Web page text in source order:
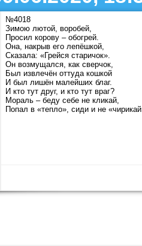
№4018
Зимою лютой, воробей,
Просил корову – обогрей.
Она, накрыв его лепёшкой,
Сказала: «Грейся старичок».
Он возмущался, как сверчок,
Был извлечён оттуда кошкой
И был лишён малейших благ.
И кто тут друг, и кто тут враг?
Мораль – беду себе не кликай,
Попал в «тепло», сиди и не